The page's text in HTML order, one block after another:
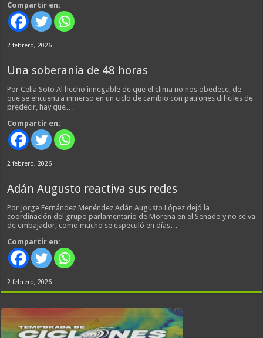
Compartir en:
2 febrero, 2026
Una soberanía de 48 horas
Por Celia Soto Al hecho innegable de que el clima no nos obedece, de
que se encuentra inmerso en un ciclo de cambio con patrones difíciles de
predecir, hay que…
Compartir en:
2 febrero, 2026
Adán Augusto reactiva sus redes
Por Jorge Fernández Menéndez Adán Augusto López dejó la
coordinación del grupo parlamentario de Morena en el Senado y no se va
de embajador, como mucho se especuló en días…
Compartir en:
2 febrero, 2026